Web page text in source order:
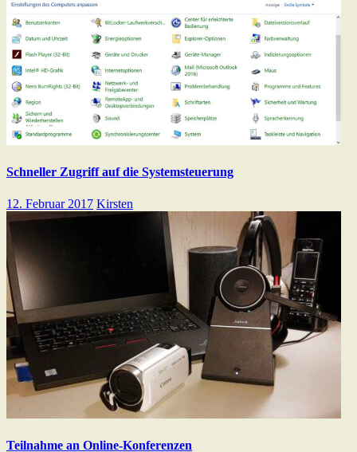
Schneller Zugriff auf die Systemsteuerung
12. Februar 2017 Kirsten
Teilnahme an Online-Konferenzen